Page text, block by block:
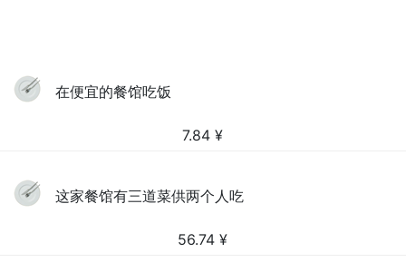
在便宜的餐馆吃饭
7.84 ¥
这家餐馆有三道菜供两个人吃
56.74 ¥